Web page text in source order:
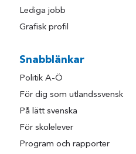
Lediga jobb
Grafisk profil
Snabblänkar
Politik A-Ö
För dig som utlandssvensk
På lätt svenska
För skolelever
Program och rapporter